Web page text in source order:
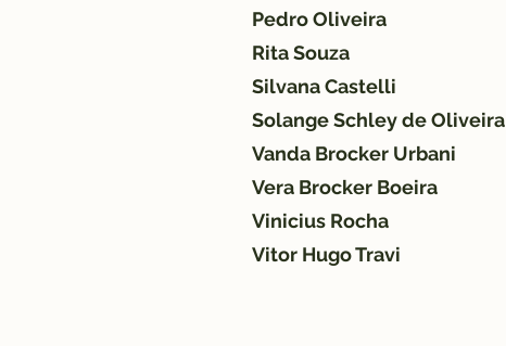
Pedro Oliveira
Rita Souza
Silvana Castelli
Solange Schley de Oliveira
Vanda Brocker Urbani
Vera Brocker Boeira
Vinicius Rocha
Vitor Hugo Travi